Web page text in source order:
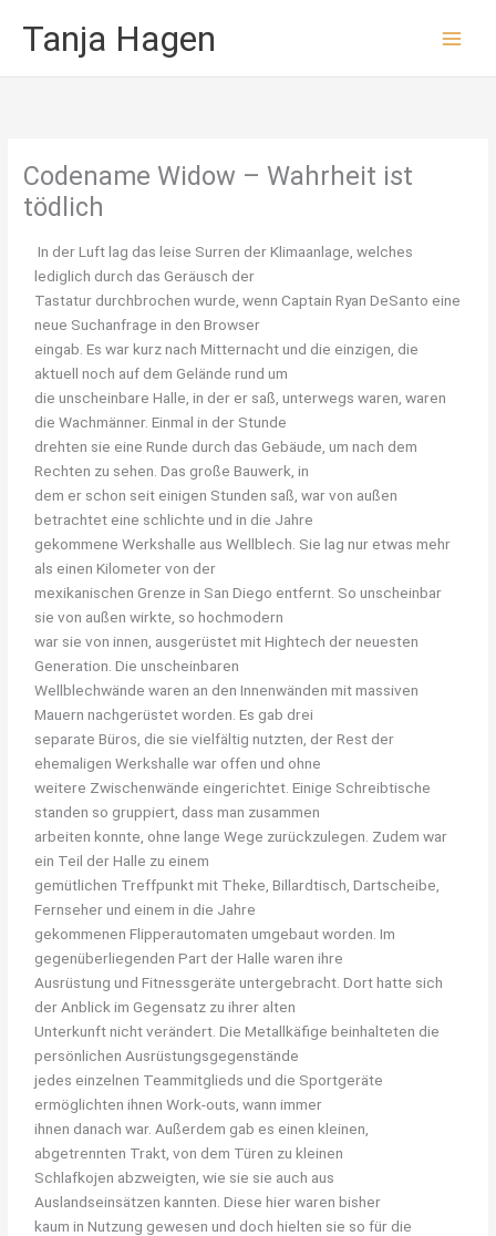
InhaltTanja Hagen
Codename Widow – Wahrheit ist
tödlich
In der Luft lag das leise Surren der Klimaanlage, welches
lediglich durch das Geräusch der
Tastatur durchbrochen wurde, wenn Captain Ryan DeSanto eine
neue Suchanfrage in den Browser
eingab. Es war kurz nach Mitternacht und die einzigen, die
aktuell noch auf dem Gelände rund um
die unscheinbare Halle, in der er saß, unterwegs waren, waren
die Wachmänner. Einmal in der Stunde
drehten sie eine Runde durch das Gebäude, um nach dem
Rechten zu sehen. Das große Bauwerk, in
dem er schon seit einigen Stunden saß, war von außen
betrachtet eine schlichte und in die Jahre
gekommene Werkshalle aus Wellblech. Sie lag nur etwas mehr
als einen Kilometer von der
mexikanischen Grenze in San Diego entfernt. So unscheinbar
sie von außen wirkte, so hochmodern
war sie von innen, ausgerüstet mit Hightech der neuesten
Generation. Die unscheinbaren
Wellblechwände waren an den Innenwänden mit massiven
Mauern nachgerüstet worden. Es gab drei
separate Büros, die sie vielfältig nutzten, der Rest der
ehemaligen Werkshalle war offen und ohne
weitere Zwischenwände eingerichtet. Einige Schreibtische
standen so gruppiert, dass man zusammen
arbeiten konnte, ohne lange Wege zurückzulegen. Zudem war
ein Teil der Halle zu einem
gemütlichen Treffpunkt mit Theke, Billardtisch, Dartscheibe,
Fernseher und einem in die Jahre
gekommenen Flipperautomaten umgebaut worden. Im
gegenüberliegenden Part der Halle waren ihre
Ausrüstung und Fitnessgeräte untergebracht. Dort hatte sich
der Anblick im Gegensatz zu ihrer alten
Unterkunft nicht verändert. Die Metallkäfige beinhalteten die
persönlichen Ausrüstungsgegenstände
jedes einzelnen Teammitglieds und die Sportgeräte
ermöglichten ihnen Work-outs, wann immer
ihnen danach war. Außerdem gab es einen kleinen,
abgetrennten Trakt, von dem Türen zu kleinen
Schlafkojen abzweigten, wie sie sie auch aus
Auslandseinsätzen kannten. Diese hier waren bisher
kaum in Nutzung gewesen und doch hielten sie so für die